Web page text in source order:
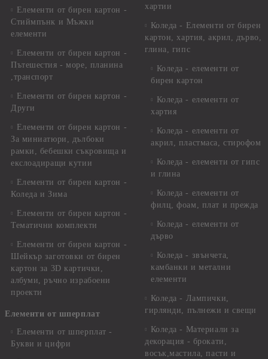
Елементи от бирен картон -
Стиймпънк и Мъжки
елементи
Елементи от бирен картон -
Пътешестия - море, планина
,транспорт
Елементи от бирен картон -
Други
Елементи от бирен картон -
За миниатюри, дълбоки
рамки, бебешки съкровища и
екслоадиращи кутии
Елементи от бирен картон -
Коледа и Зима
Елементи от бирен картон -
Тематични комплекти
Елементи от бирен картон -
Шейкър заготовки от бирен
картон за 3D картички,
албуми, ръчно израбоени
проекти
Елементи от шперплат
Елементи от шперплат -
Букви и цифри
хартии
Коледа - Eлементи от бирен
картон, хартия, акрил, дърво,
глина, гипс
Коледа - елементи от
бирен картон
Коледа - елементи от
хартия
Коледа - елементи от
акрил, пластмаса, стирофом
Коледа - елементи от гипс
и глина
Коледа - елементи от
филц, фоам, плат и прежда
Коледа - елементи от
дърво
Коледа - звънчета,
камбанки и метални
елементи
Коледа - Лампички,
гирлянди, пълнежи и свещи
Коледа - Материали за
декорация - брокати,
восък,мастила, пасти и